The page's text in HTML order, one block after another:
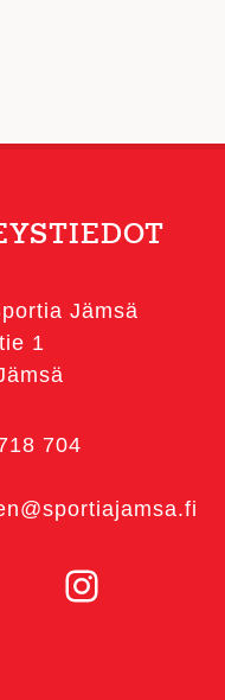
Jämsä
1
704
Instagram